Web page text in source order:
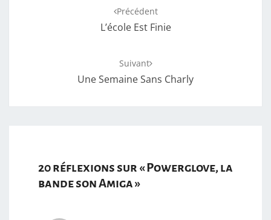
Précédent
L’école Est Finie
Suivant
Une Semaine Sans Charly
20 réflexions sur «Powerglove, la
bande son Amiga»